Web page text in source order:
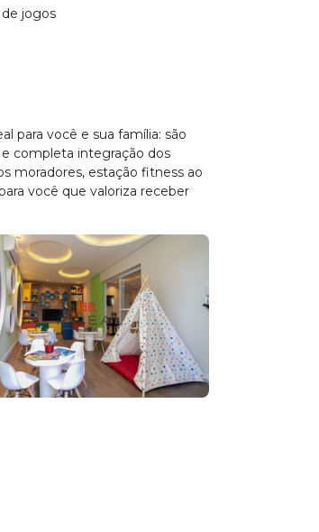
de jogos
para você e sua família: são
completa integração dos
moradores, estação fitness ao
você que valoriza receber